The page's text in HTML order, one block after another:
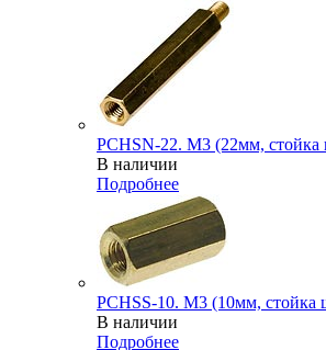
PCHSN-22. M3 (22мм, стойка
В наличии
Подробнее
PCHSS-10. M3 (10мм, стойка
В наличии
Подробнее